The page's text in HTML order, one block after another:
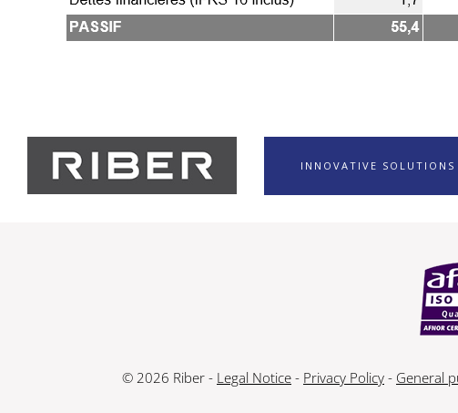
INNOVATIVE
© 2026 Riber - Legal Notice - Privacy Policy - General